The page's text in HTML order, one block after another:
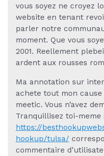
vous soyez ne croyez
website en tenant
parler notre
moment. Que vous
2001. Reellement
ardent aux rousses
Ma annotation sur
achete tout mon
meetic. Vous n’avez
Tranquillisez toi-meme
https://
hookup/tulsa/
commentaire